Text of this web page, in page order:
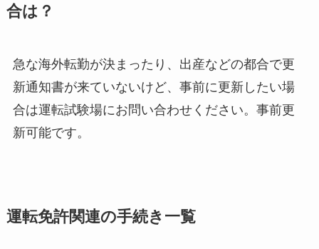
合は？
急な海外転勤が決まったり、出産などの都合で更
新通知書が来ていないけど、事前に更新したい場
合は運転試験場にお問い合わせください。事前更
新可能です。
運転免許関連の手続き一覧